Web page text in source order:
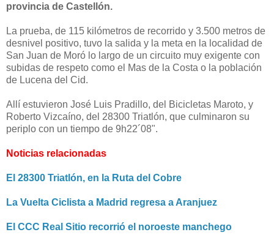
provincia de Castellón.
La prueba, de 115 kilómetros de recorrido y 3.500 metros de
desnivel positivo, tuvo la salida y la meta en la localidad de
San Juan de Moró lo largo de un circuito muy exigente con
subidas de respeto como el Mas de la Costa o la población
de Lucena del Cid.
Allí estuvieron José Luis Pradillo, del Bicicletas Maroto, y
Roberto Vizcaíno, del 28300 Triatlón, que culminaron su
periplo con un tiempo de 9h22´08".
Noticias relacionadas
El 28300 Triatlón, en la Ruta del Cobre
La Vuelta Ciclista a Madrid regresa a Aranjuez
El CCC Real Sitio recorrió el noroeste manchego